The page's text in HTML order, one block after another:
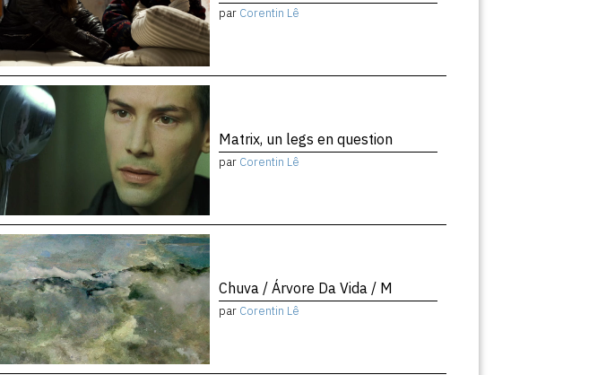
par Corentin Lê
Matrix, un legs en question
par Corentin Lê
Chuva / Árvore Da Vida / M
par Corentin Lê